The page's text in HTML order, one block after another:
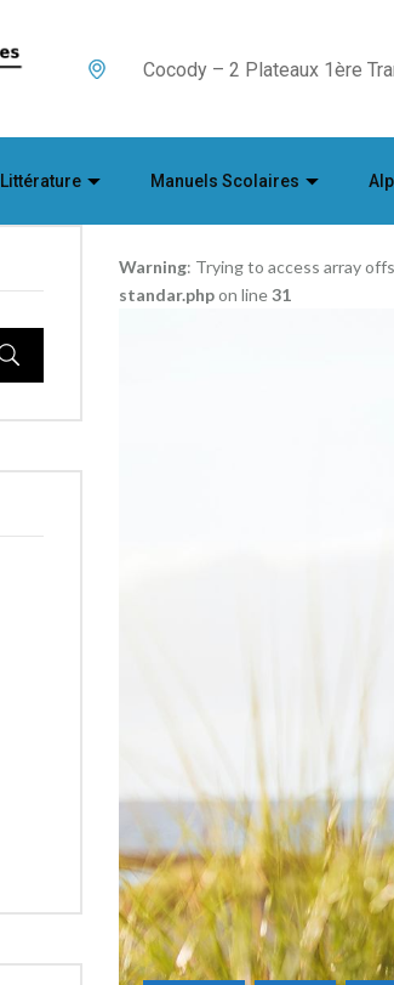
Cocody – 2 Plateaux 1ère
Littérature Manuels Scolaires
Warning: Trying to access array
standar.phpon line31